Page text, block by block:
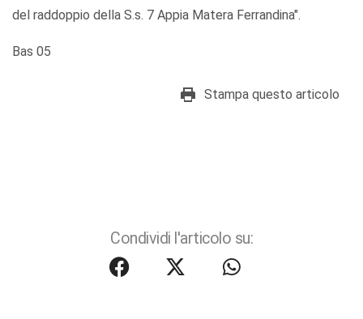
del raddoppio della S.s. 7 Appia Matera Ferrandina".
Bas 05
Stampa questo articolo
Condividi l'articolo su: